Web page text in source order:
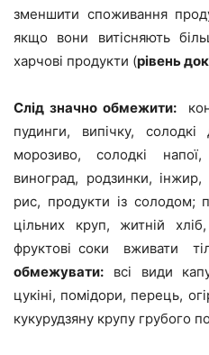
зменшити споживання
якщо вони витісняють
харчові продукти (рівень
Слід значно обмежити:
пудинги, випічку,
морозиво, солодкі
виноград, родзинки, інжир,
рис, продукти із солодом;
цільних круп, житній
фруктові соки вживати
обмежувати: всі види
цукіні, помідори, перець,
кукурудзяну крупу грубого